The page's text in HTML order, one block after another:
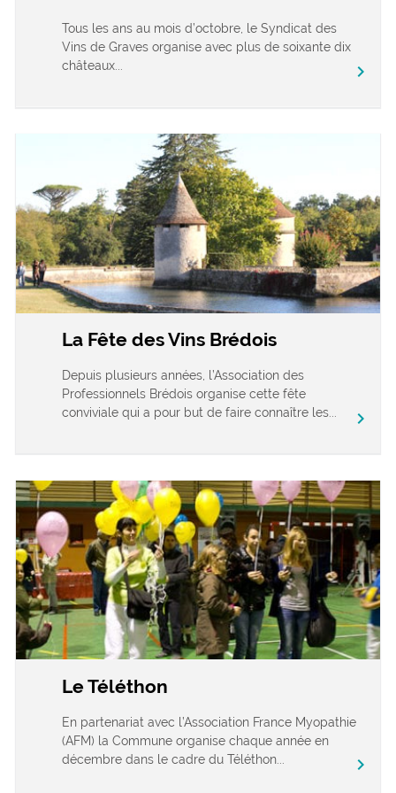
Tous les ans au mois d’octobre, le Syndicat des
Vins de Graves organise avec plus de soixante dix
châteaux...
chevron_right
La Fête des Vins Brédois
Depuis plusieurs années, l’Association des
Professionnels Brédois organise cette fête
conviviale qui a pour but de faire connaître les...
chevron_right
Le Téléthon
En partenariat avec l’Association France Myopathie
(AFM) la Commune organise chaque année en
décembre dans le cadre du Téléthon...
chevron_right